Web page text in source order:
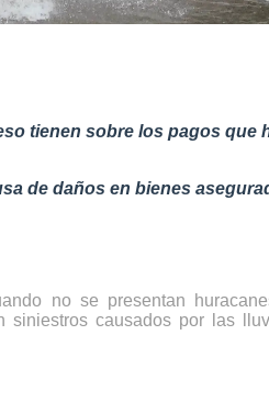
tienen sobre los pagos que
de daños en bienes
no se presentan
siniestros causados por las